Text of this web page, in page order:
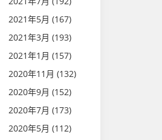
2021年5月 (167)
2021年3月 (193)
2021年1月 (157)
2020年11月 (132)
2020年9月 (152)
2020年7月 (173)
2020年5月 (112)